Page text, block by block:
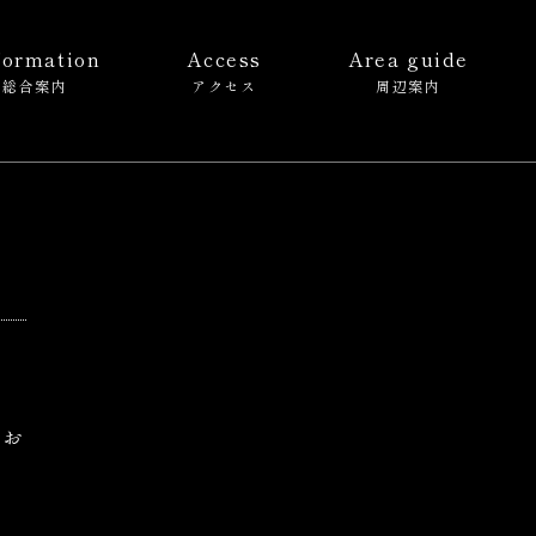
総合案内
Access
アクセス
Area guide
周辺案内